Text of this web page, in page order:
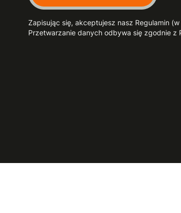
Zapisując się, akceptujesz nasz Regulamin
Przetwarzanie danych odbywa się zgodnie z